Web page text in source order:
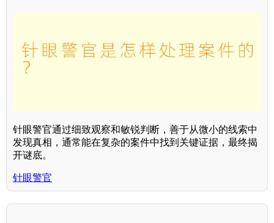
针眼警官通过细致观察和敏锐判断，善于从微小的线索中
发现真相，通常能在复杂的案件中找到关键证据，最终揭
开谜底。
针眼警官